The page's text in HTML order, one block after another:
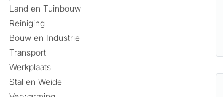
Land en Tuinbouw
Reiniging
Bouw en Industrie
Transport
Werkplaats
Stal en Weide